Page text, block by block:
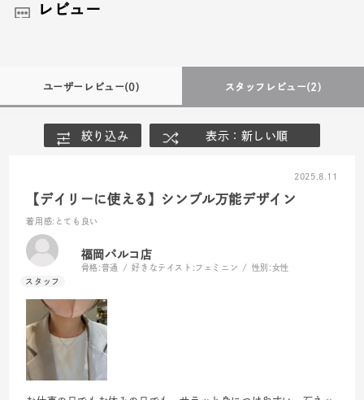
レビュー
ユーザーレビュー(0) スタッフレビュー(2)
絞り込み 表示：新しい順
2025.8.11
【デイリーに使える】シンプル万能デザイン
着用感:とても良い
福岡パルコ店
骨格: 普通 好きなテイスト: フェミニン 性別: 女性